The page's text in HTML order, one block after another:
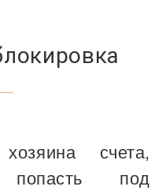
счета,
под